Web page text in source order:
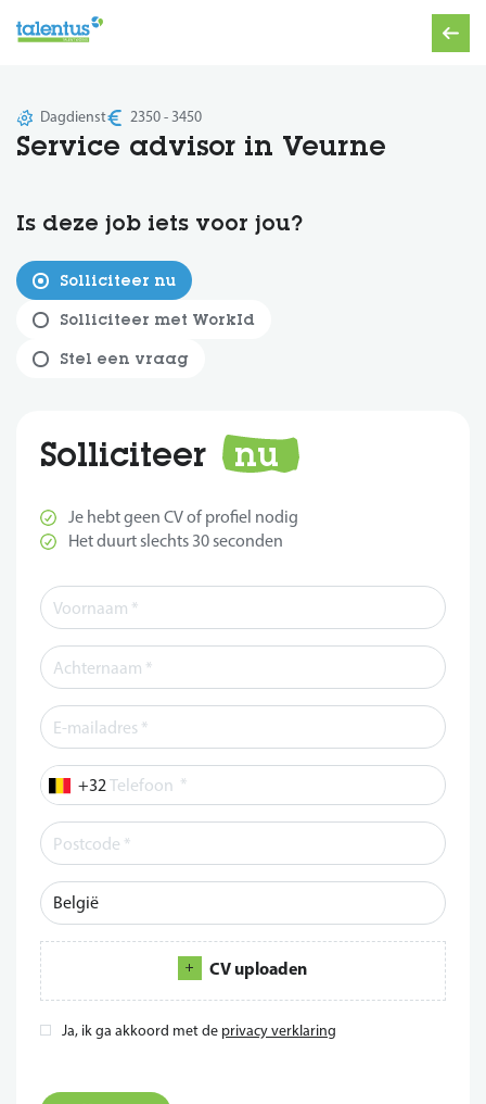
Service advisor in Veurne
Dagdienst 2350 - 3450
Is deze job iets voor jou?
Solliciteer nu
Solliciteer met WorkId
Stel een vraag
Solliciteer nu
Je hebt geen CV of profiel nodig
Het duurt slechts 30 seconden
Telefoon *
CV uploaden
Ja, ik ga akkoord met de privacy verklaring